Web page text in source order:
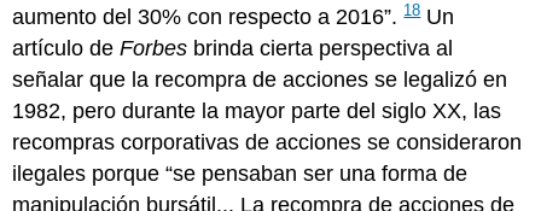
aumento del 30% con respecto a 2016”.18Un
artículo deForbes brinda cierta perspectiva al
señalar que la recompra de acciones se legalizó en
1982, pero durante la mayor parte del siglo XX, las
recompras corporativas de acciones se consideraron
ilegales porque “se pensaban ser una forma de
manipulación bursátil... La recompra de acciones de